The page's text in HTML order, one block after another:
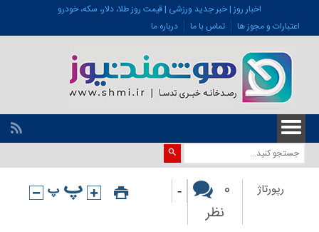
اخبار روز | خبر جدید ورزشی | قیمت روز طلا، دلار، سکه، خودرو
اعتبارات و مجوز ها
تماس با ما درباره ما
رپورتاژ
0
نظر
-